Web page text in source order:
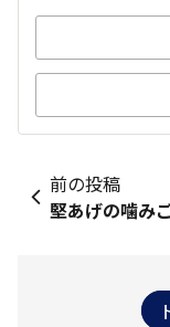
前の投稿